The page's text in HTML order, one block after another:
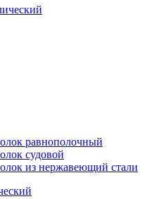
равнополочный
судовой
из нержавеющий стали